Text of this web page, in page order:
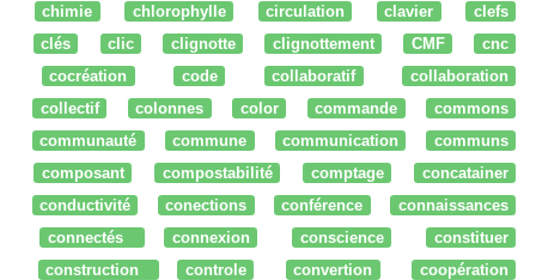
chimie
chlorophylle circulation clavier
clefs
clés
clic clignotte clignottement CMF
cnc
cocréation
code collaboratif
collaboration
collectif
colonnes color commande
commons
communauté
commune communication
communs
composant
compostabilité comptage
concatainer
conductivité
conections conférence
connaissances
connectés
connexion conscience
constituer
construction
controle convertion
coopération